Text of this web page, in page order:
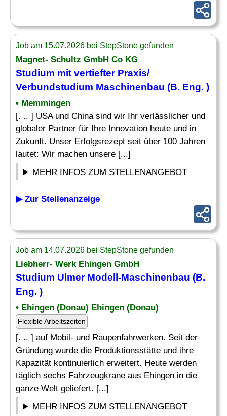
Job am 15.07.2026 bei StepStone gefunden
Magnet- Schultz GmbH Co KG
Studium mit vertiefter Praxis/
Verbundstudium Maschinenbau (B. Eng. )
• Memmingen
[. .. ] USA und China sind wir Ihr verlässlicher und
globaler Partner für Ihre Innovation heute und in
Zukunft. Unser Erfolgsrezept seit über 100 Jahren
lautet: Wir machen unsere [...]
MEHR INFOS ZUM STELLENANGEBOT
▶ Zur Stellenanzeige
Job am 14.07.2026 bei StepStone gefunden
Liebherr- Werk Ehingen GmbH
Studium Ulmer Modell-Maschinenbau (B.
Eng. )
• Ehingen (Donau) Ehingen (Donau)
Flexible Arbeitszeiten
[. .. ] auf Mobil- und Raupenfahrwerken. Seit der
Gründung wurde die Produktionsstätte und ihre
Kapazität kontinuierlich erweitert. Heute werden
täglich sechs Fahrzeugkrane aus Ehingen in die
ganze Welt geliefert. [...]
MEHR INFOS ZUM STELLENANGEBOT